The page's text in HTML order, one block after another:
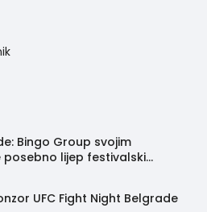
Bingo Group svojim
lijep festivalski
UFC Fight Night Belgrade